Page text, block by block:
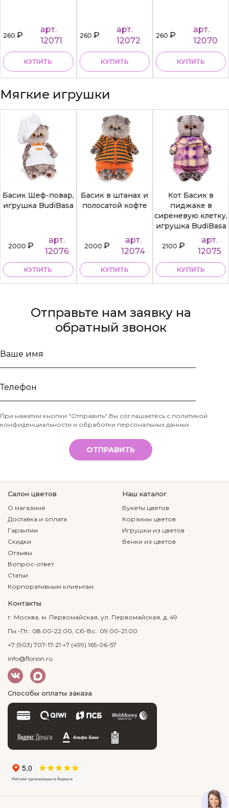
260₽
арт.
12071
КУПИТЬ
260₽
арт.
12072
КУПИТЬ
260₽
арт.
12070
КУПИТЬ
Мягкие игрушки
Басик Шеф-повар,
игрушка BudiBasa
2000₽
арт.
12076
КУПИТЬ
Басик в штанах и
полосатой кофте
2000₽
арт.
12074
КУПИТЬ
Кот Басик в
пиджаке в
сиреневую клетку,
игрушка BudiBasa
2100₽
арт.
12075
КУПИТЬ
Отправьте нам заявку на
обратный звонок
Ваше
Телефон
*
При нажатии кнопки "Отправить" Вы соглашаетесь с политикой
конфиденциальности и обработки персональных данных
ОТПРАВИТЬ
Салон цветов
О магазине
Доставка и оплата
Гарантии
Скидки
Отзывы
Вопрос-ответ
Статьи
Корпоративным клиентам
Наш каталог
Букеты цветов
Корзины цветов
Игрушки из цветов
Венки из цветов
Контакты
г. Москва, м. Первомайская, ул. Первомайская, д. 49
Пн.-Пт.: 08:00-22:00, Сб-Вс.: 09:00-21:00
+7 (903) 707-17-21 +7 (499) 165-06-57
info@florion.ru
Способы оплаты заказа